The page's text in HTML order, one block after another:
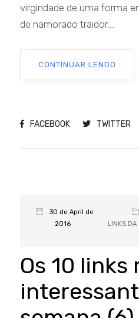
virgindade de uma forma
de namorado traidor:...
CONTINUAR LENDO
FACEBOOK TWITTER
30 de April de
2016
LINKS DA
Os 10 links